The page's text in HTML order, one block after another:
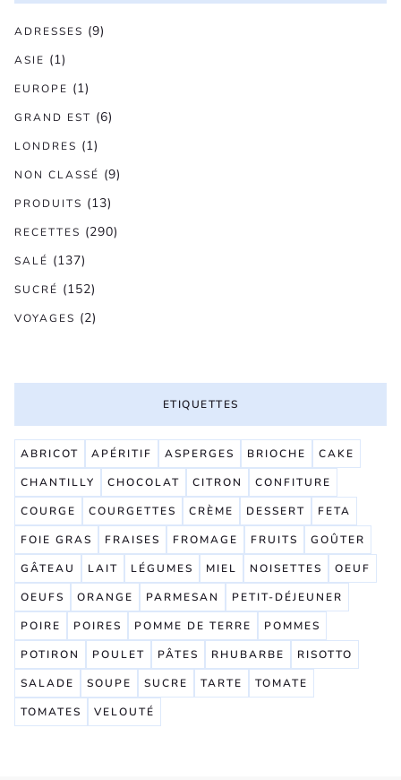
ADRESSES (9)
ASIE (1)
EUROPE (1)
GRAND EST (6)
LONDRES (1)
NON CLASSÉ (9)
PRODUITS (13)
RECETTES (290)
SALÉ (137)
SUCRÉ (152)
VOYAGES (2)
ETIQUETTES
ABRICOT APÉRITIF ASPERGES BRIOCHE
CAKE
CHANTILLY
CHOCOLAT CITRON
CONFITURE
COURGE
COURGETTES CRÈME DESSERT
FETA
FOIE GRAS
FRAISES FROMAGE FRUITS
GOÛTER
GÂTEAU
LAIT LÉGUMES MIEL NOISETTES
OEUF
OEUFS
ORANGE PARMESAN
PETIT-DÉJEUNER
POIRE
POIRES POMME DE TERRE
POMMES
POTIRON
POULET PÂTES RHUBARBE
RISOTTO
SALADE
SOUPE SUCRE TARTE
TOMATE
TOMATES
VELOUTÉ